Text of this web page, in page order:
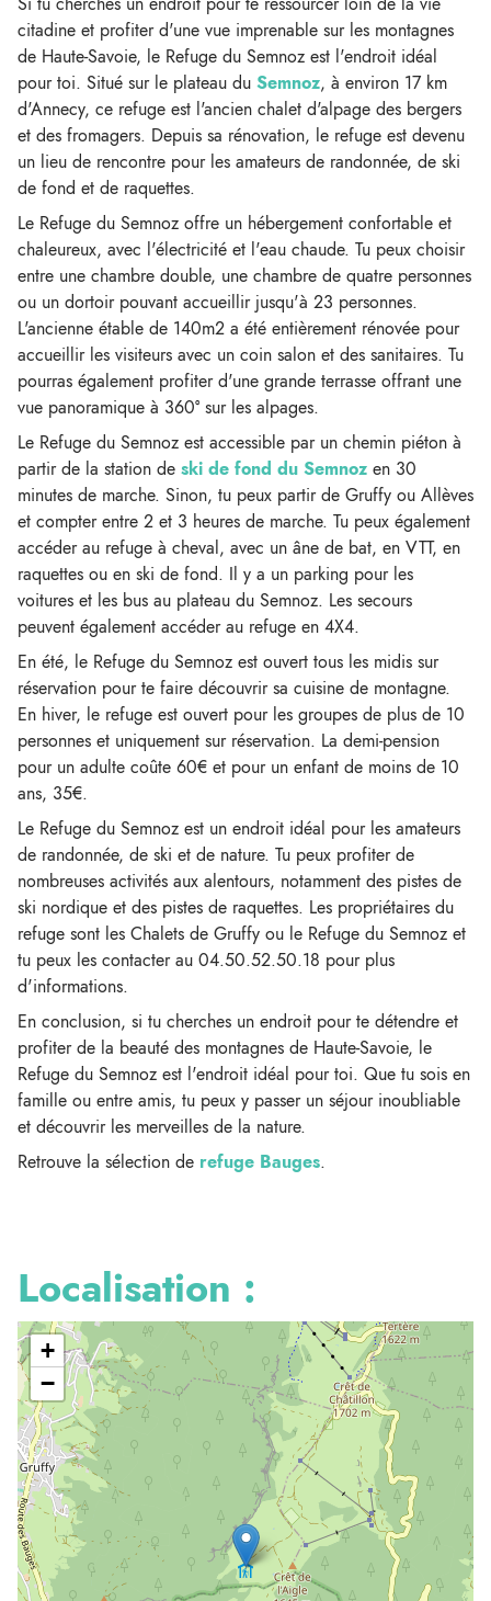
citadine et profiter d'une vue imprenable sur les montagnes
de Haute-Savoie, le Refuge du Semnoz est l'endroit idéal
pour toi. Situé sur le plateau du Semnoz, à environ 17 km
d'Annecy, ce refuge est l'ancien chalet d'alpage des bergers
et des fromagers. Depuis sa rénovation, le refuge est devenu
un lieu de rencontre pour les amateurs de randonnée, de ski
de fond et de raquettes.
Le Refuge du Semnoz offre un hébergement confortable et
chaleureux, avec l'électricité et l'eau chaude. Tu peux choisir
entre une chambre double, une chambre de quatre personnes
ou un dortoir pouvant accueillir jusqu'à 23 personnes.
L'ancienne étable de 140m2 a été entièrement rénovée pour
accueillir les visiteurs avec un coin salon et des sanitaires. Tu
pourras également profiter d'une grande terrasse offrant une
vue panoramique à 360° sur les alpages.
Le Refuge du Semnoz est accessible par un chemin piéton à
partir de la station de ski de fond du Semnoz en 30
minutes de marche. Sinon, tu peux partir de Gruffy ou Allèves
et compter entre 2 et 3 heures de marche. Tu peux également
accéder au refuge à cheval, avec un âne de bat, en VTT, en
raquettes ou en ski de fond. Il y a un parking pour les
voitures et les bus au plateau du Semnoz. Les secours
peuvent également accéder au refuge en 4X4.
En été, le Refuge du Semnoz est ouvert tous les midis sur
réservation pour te faire découvrir sa cuisine de montagne.
En hiver, le refuge est ouvert pour les groupes de plus de 10
personnes et uniquement sur réservation. La demi-pension
pour un adulte coûte 60€ et pour un enfant de moins de 10
ans, 35€.
Le Refuge du Semnoz est un endroit idéal pour les amateurs
de randonnée, de ski et de nature. Tu peux profiter de
nombreuses activités aux alentours, notamment des pistes de
ski nordique et des pistes de raquettes. Les propriétaires du
refuge sont les Chalets de Gruffy ou le Refuge du Semnoz et
tu peux les contacter au 04.50.52.50.18 pour plus
d'informations.
En conclusion, si tu cherches un endroit pour te détendre et
profiter de la beauté des montagnes de Haute-Savoie, le
Refuge du Semnoz est l'endroit idéal pour toi. Que tu sois en
famille ou entre amis, tu peux y passer un séjour inoubliable
et découvrir les merveilles de la nature.
Retrouve la sélection de refuge Bauges.
Localisation :
+
−